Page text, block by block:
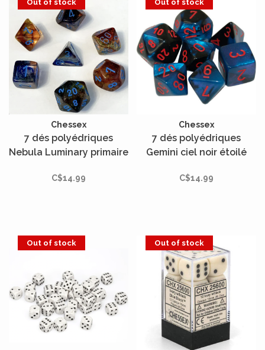
Out of stock
Chessex
7 dés polyédriques
Nebula Luminary primaire
C$14.99
Out of stock
Chessex
7 dés polyédriques
Gemini ciel noir étoilé
C$14.99
Out of stock Out of stock